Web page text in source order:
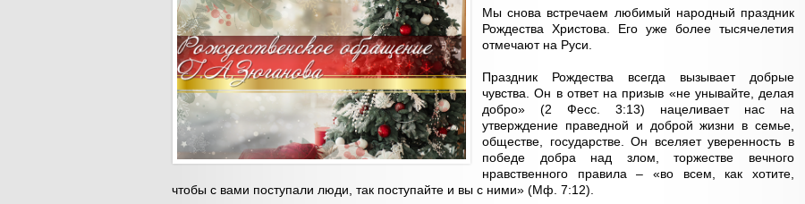
Мы снова встречаем любимый народный праздник
Рождества Христова. Его уже более тысячелетия
отмечают на Руси.
Праздник Рождества всегда вызывает добрые
чувства. Он в ответ на призыв «не унывайте, делая
добро» (2 Фесс. 3:13) нацеливает нас на
утверждение праведной и доброй жизни в семье,
обществе, государстве. Он вселяет уверенность в
победе добра над злом, торжестве вечного
нравственного правила – «во всем, как хотите,
чтобы с вами поступали люди, так поступайте и вы с ними» (Мф. 7:12).